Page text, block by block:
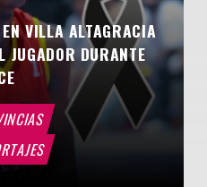
VILLA ALTAGRACIA
JUGADOR DURANTE